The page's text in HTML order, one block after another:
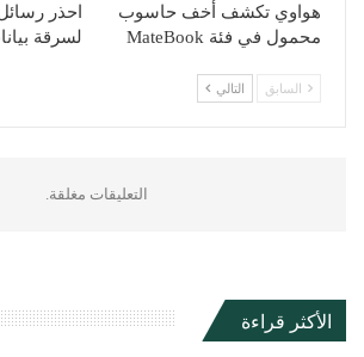
هواوي تكشف أخف حاسوب
محمول في فئة MateBook
احذر
لسرقة
السابق التالي
التعليقات مغلقة.
الأكثر قراءة